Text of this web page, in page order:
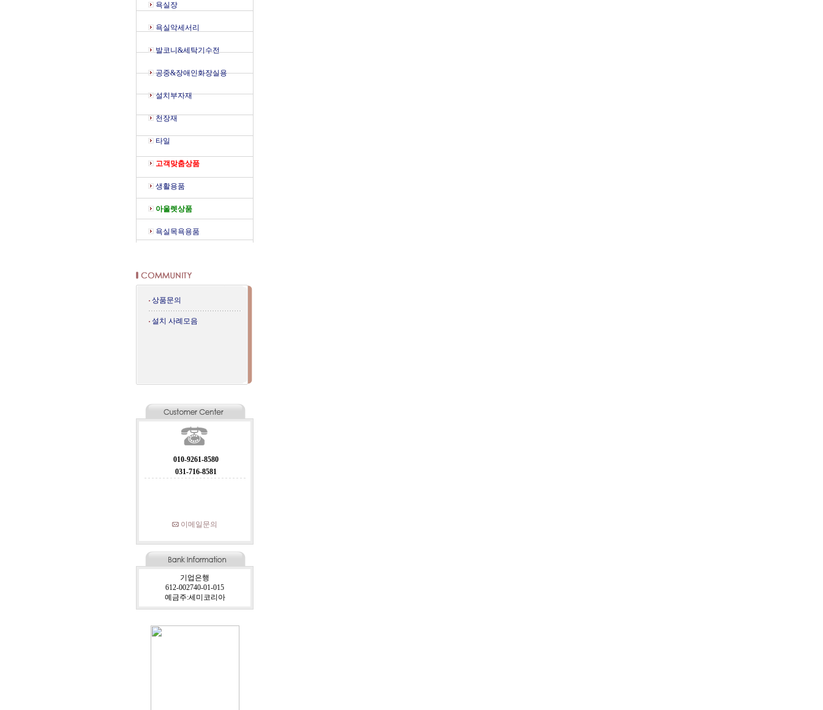
욕실장
욕실악세서리
발코니&세탁기수전
공중&장애인화장실용
설치부자재
천장재
타일
고객맞춤상품
생활용품
아울렛상품
욕실목욕용품
상품문의
설치 사례모음
010-9261-8580
031-716-8581
이메일문의
기업은행
612-002740-01-015
예금주:세미코리아